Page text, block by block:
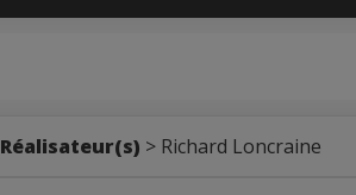
Réalisateur(s) > Richard Loncraine